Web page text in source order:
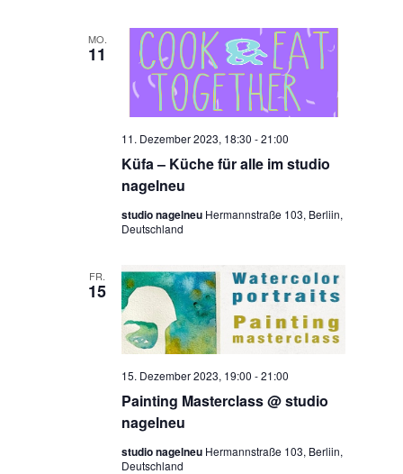
MO.
11
Küfa – Küche für alle im studio
nagelneu
11. Dezember 2023, 18:30 -21:00
studio nagelneu Hermannstraße 103, Berliin,
Deutschland
FR.
15
Painting Masterclass @ studio
nagelneu
15. Dezember 2023, 19:00 -21:00
studio nagelneu Hermannstraße 103, Berliin,
Deutschland